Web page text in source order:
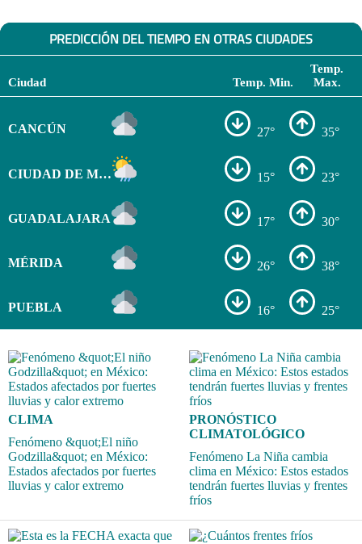
PREDICCIÓN DEL TIEMPO EN OTRAS CIUDADES
Ciudad Temp. Min.
Temp.
Max.
CANCÚN 27° 35°
CIUDAD DE MÉXICO 15° 23°
GUADALAJARA 17° 30°
MÉRIDA 26° 38°
PUEBLA 16° 25°
CLIMA
Fenómeno &quot;El niño
Godzilla&quot; en México:
Estados afectados por fuertes
lluvias y calor extremo
PRONÓSTICO
CLIMATOLÓGICO
Fenómeno La Niña cambia
clima en México: Estos estados
tendrán fuertes lluvias y frentes
fríos